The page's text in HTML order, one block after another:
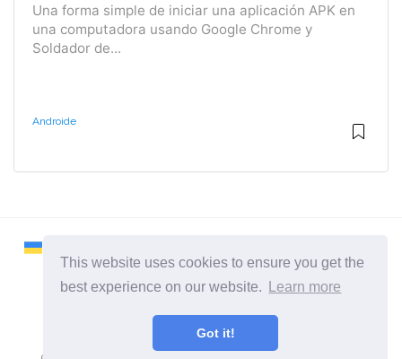
This website uses cookies to ensure you get the
best experience on our website.
Learn more
Got it!
Una forma simple de iniciar una aplicación APK en
una computadora usando Google Chrome y
Soldador de...
Androide
2026 ©Remontcompa
Todas las categorias